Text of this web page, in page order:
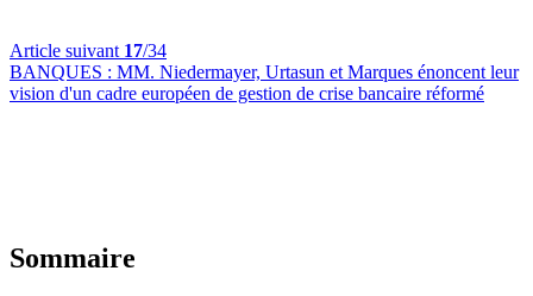
Article suivant 17/34
BANQUES : MM. Niedermayer, Urtasun et Marques énoncent leur
vision d'un cadre européen de gestion de crise bancaire réformé
Sommaire